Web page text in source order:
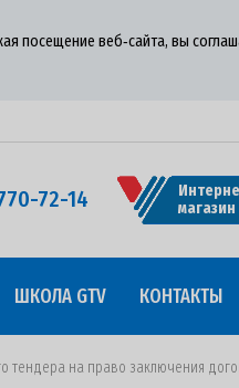
посещение веб‑сайта, вы
72-14
магазин
ШКОЛА GTV КОНТАКТЫ
тендера на право заключения